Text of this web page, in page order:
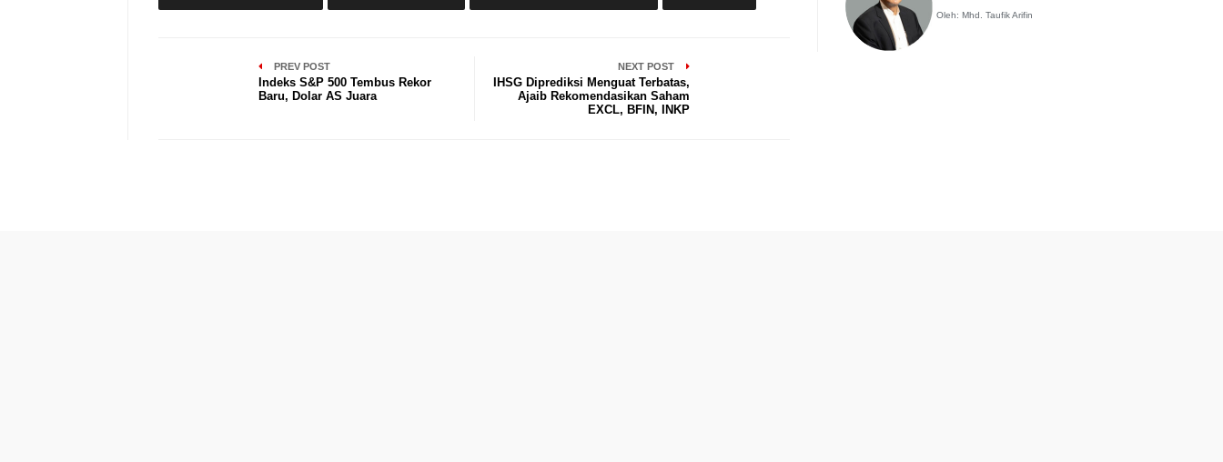
PREV POST
Indeks S&P 500 Tembus Rekor
Baru, Dolar AS Juara
NEXT POST
IHSG Diprediksi Menguat Terbatas,
Ajaib Rekomendasikan Saham
EXCL, BFIN, INKP
Oleh: Mhd. Taufik Arifin